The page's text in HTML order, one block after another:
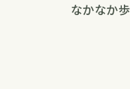
なかなか